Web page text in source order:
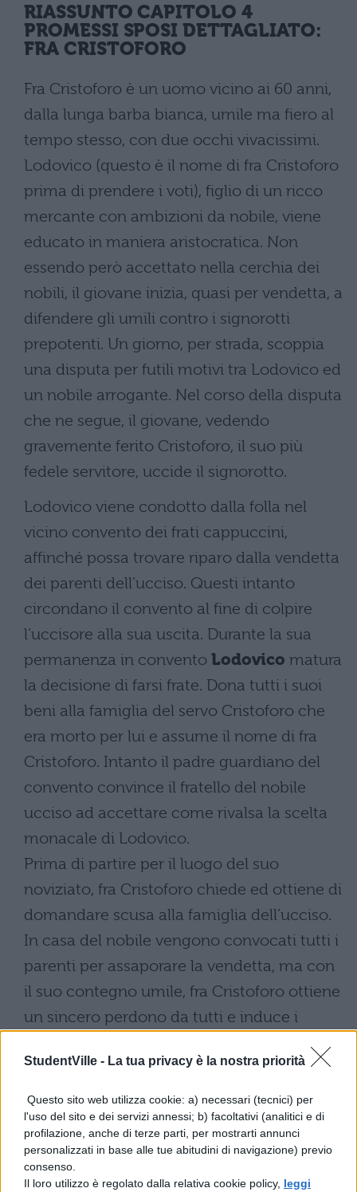
StudentVille - La tua privacy è la nostra priorità
Questo sito web utilizza cookie: a) necessari (tecnici) per
l'uso del sito e dei servizi annessi; b) facoltativi (analitici e di
profilazione, anche di terze parti, per mostrarti annunci
personalizzati in base alle tue abitudini di navigazione) previo
consenso.
Il loro utilizzo è regolato dalla relativa cookie policy, leggi
RIASSUNTO CAPITOLO 4
PROMESSI SPOSI DETTAGLIATO:
FRA CRISTOFORO
Fra Cristoforo è un uomo vicino ai 60 anni,
dalla lunga barba bianca, umile ma fiero al
tempo stesso, con due occhi vivacissimi.
Lodovico (questo è il nome di fra Cristoforo
prima di prendere i voti), figlio di un ricco
mercante con ambizioni da nobile, viene
educato in maniera aristocratica. Non
essendo però accettato nella cerchia dei
nobili, il giovane inizia, quasi per vendetta, a
difendere gli umili contro i signorotti
prepotenti. Un giorno, per strada, scoppia
una disputa per futili motivi tra Lodovico ed
un nobile arrogante. Nel corso della disputa
che ne segue, il giovane, vedendo
gravemente ferito Cristoforo, il suo più
fedele servitore, uccide il signorotto.
Lodovico viene condotto dalla folla nel
vicino convento dei frati cappuccini,
affinché possa trovare riparo dalla vendetta
dei parenti dell’ucciso. Questi intanto
circondano il convento al fine di colpire
l’uccisore alla sua uscita. Durante la sua
permanenza in convento Lodovico matura
la decisione di farsi frate. Dona tutti i suoi
beni alla famiglia del servo Cristoforo che
era morto per lui e assume il nome di fra
Cristoforo. Intanto il padre guardiano del
convento convince il fratello del nobile
ucciso ad accettare come rivalsa la scelta
monacale di Lodovico.
Prima di partire per il luogo del suo
noviziato, fra Cristoforo chiede ed ottiene di
domandare scusa alla famiglia dell’ucciso.
In casa del nobile vengono convocati tutti i
parenti per assaporare la vendetta, ma con
il suo contegno umile, fra Cristoforo ottiene
un sincero perdono da tutti e induce i
presenti a mitigare la loro superbia.Quale
segno di riconciliazione il fratello
dell’ucciso dona un pane al frate; questi,
mangiatane una metà, conserverà il resto
quale ricordo dell’accaduto. Oltre a
predicare e assistere i moribondi,